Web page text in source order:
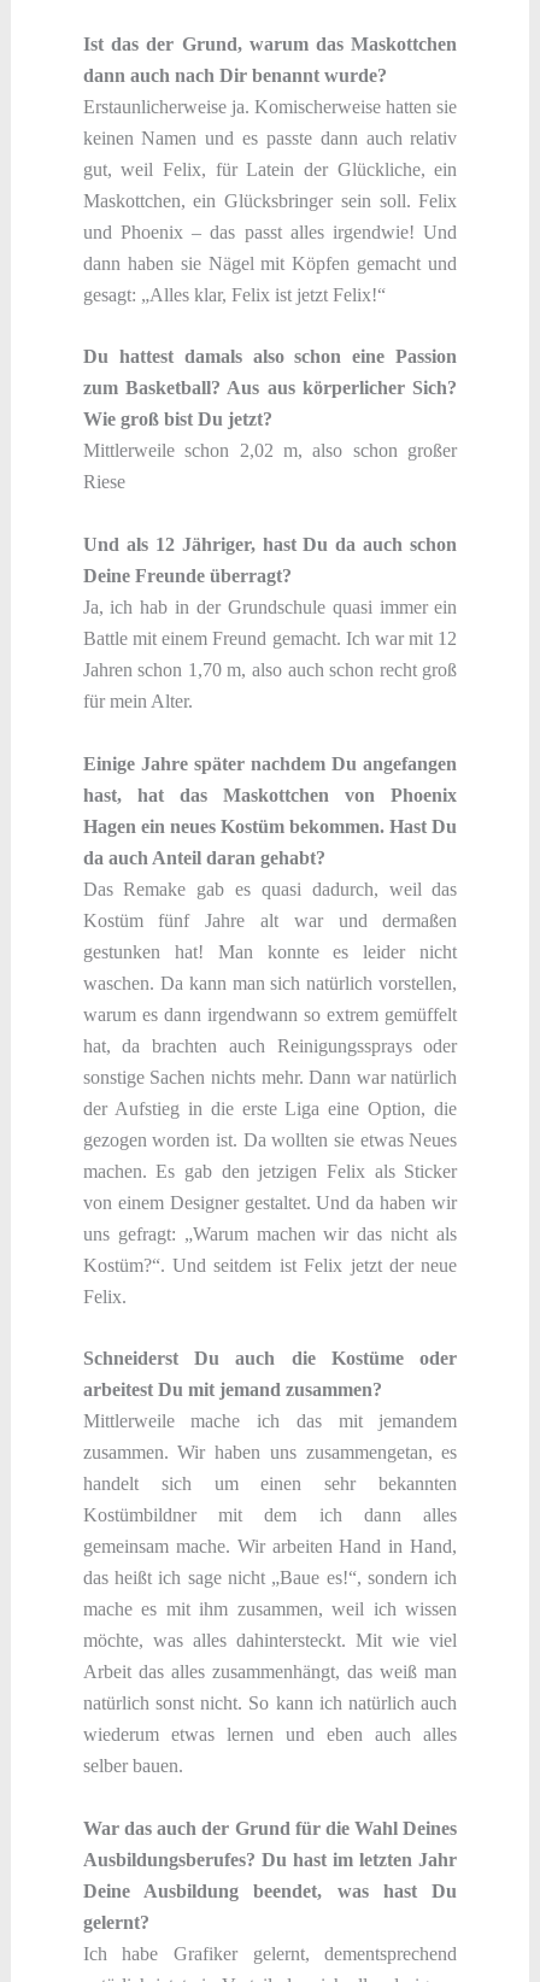
Ist das der Grund, warum das Maskottchen
dann auch nach Dir benannt wurde?
Erstaunlicherweise ja. Komischerweise hatten sie
keinen Namen und es passte dann auch relativ
gut, weil Felix, für Latein der Glückliche, ein
Maskottchen, ein Glücksbringer sein soll. Felix
und Phoenix – das passt alles irgendwie! Und
dann haben sie Nägel mit Köpfen gemacht und
gesagt: „Alles klar, Felix ist jetzt Felix!“
Du hattest damals also schon eine Passion
zum Basketball? Aus aus körperlicher Sich?
Wie groß bist Du jetzt?
Mittlerweile schon 2,02 m, also schon großer
Riese
Und als 12 Jähriger, hast Du da auch schon
Deine Freunde überragt?
Ja, ich hab in der Grundschule quasi immer ein
Battle mit einem Freund gemacht. Ich war mit 12
Jahren schon 1,70 m, also auch schon recht groß
für mein Alter.
Einige Jahre später nachdem Du angefangen
hast, hat das Maskottchen von Phoenix
Hagen ein neues Kostüm bekommen. Hast Du
da auch Anteil daran gehabt?
Das Remake gab es quasi dadurch, weil das
Kostüm fünf Jahre alt war und dermaßen
gestunken hat! Man konnte es leider nicht
waschen. Da kann man sich natürlich vorstellen,
warum es dann irgendwann so extrem gemüffelt
hat, da brachten auch Reinigungssprays oder
sonstige Sachen nichts mehr. Dann war natürlich
der Aufstieg in die erste Liga eine Option, die
gezogen worden ist. Da wollten sie etwas Neues
machen. Es gab den jetzigen Felix als Sticker
von einem Designer gestaltet. Und da haben wir
uns gefragt: „Warum machen wir das nicht als
Kostüm?“. Und seitdem ist Felix jetzt der neue
Felix.
Schneiderst Du auch die Kostüme oder
arbeitest Du mit jemand zusammen?
Mittlerweile mache ich das mit jemandem
zusammen. Wir haben uns zusammengetan, es
handelt sich um einen sehr bekannten
Kostümbildner mit dem ich dann alles
gemeinsam mache. Wir arbeiten Hand in Hand,
das heißt ich sage nicht „Baue es!“, sondern ich
mache es mit ihm zusammen, weil ich wissen
möchte, was alles dahintersteckt. Mit wie viel
Arbeit das alles zusammenhängt, das weiß man
natürlich sonst nicht. So kann ich natürlich auch
wiederum etwas lernen und eben auch alles
selber bauen.
War das auch der Grund für die Wahl Deines
Ausbildungsberufes? Du hast im letzten Jahr
Deine Ausbildung beendet, was hast Du
gelernt?
Ich habe Grafiker gelernt, dementsprechend